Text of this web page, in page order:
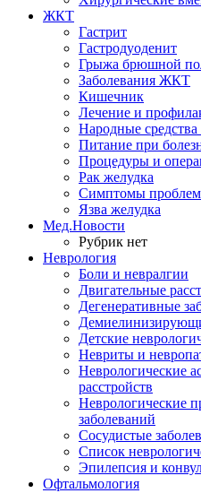
ЖКТ
Гастрит
Гастродуоденит
Грыжа брюшной
Заболевания ЖКТ
Кишечник
Лечение и
Народные
Питание при
Процедуры и
Рак желудка
Симптомы
Язва желудка
Мед.Новости
Рубрик нет
Неврология
Боли и невралгии
Двигательные
Дегенеративные
Детские
Невриты и
Неврологические
расстройств
Неврологические
заболеваний
Сосудистые
Список
Эпилепсия и
Офтальмология